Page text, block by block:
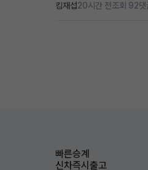
킴재섭20시간 전조회 92
빠른승계
신차즉시출고